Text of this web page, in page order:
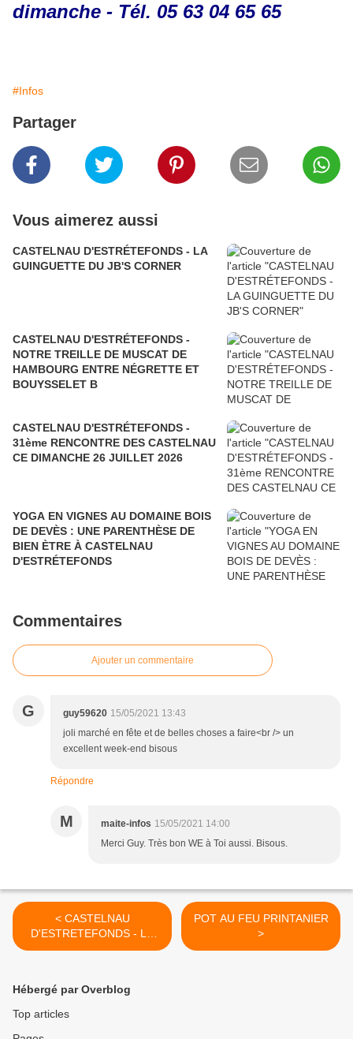
dimanche - Tél. 05 63 04 65 65
#Infos
Partager
Vous aimerez aussi
CASTELNAU D'ESTRÉTEFONDS - LA
GUINGUETTE DU JB'S CORNER
CASTELNAU D'ESTRÉTEFONDS -
NOTRE TREILLE DE MUSCAT DE
HAMBOURG ENTRE NÉGRETTE ET
BOUYSSELET B
CASTELNAU D'ESTRÉTEFONDS -
31ème RENCONTRE DES CASTELNAU
CE DIMANCHE 26 JUILLET 2026
YOGA EN VIGNES AU DOMAINE BOIS
DE DEVÈS : UNE PARENTHÈSE DE
BIEN ÈTRE À CASTELNAU
D'ESTRÉTEFONDS
Commentaires
Ajouter un commentaire
G guy59620 15/05/2021 13:43
joli marché en fête et de belles choses a faire<br /> un
excellent week-end bisous
Répondre
M maite-infos 15/05/2021 14:00
Merci Guy. Très bon WE à Toi aussi. Bisous.
< CASTELNAU
D'ESTRETEFONDS - LE
PARC DU TERROIR
POT AU FEU PRINTANIER
>
Hébergé par Overblog
Top articles